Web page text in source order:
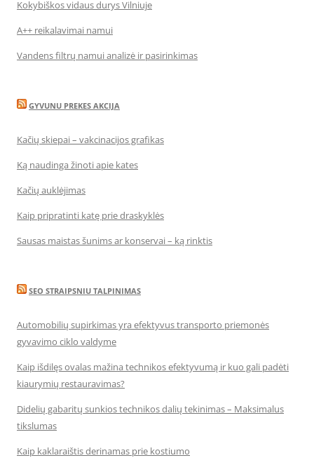
Kokybiškos vidaus durys Vilniuje
A++ reikalavimai namui
Vandens filtrų namui analizė ir pasirinkimas
GYVUNU PREKES AKCIJA
Kačių skiepai – vakcinacijos grafikas
Ką naudinga žinoti apie kates
Kačių auklėjimas
Kaip pripratinti katę prie draskyklės
Sausas maistas šunims ar konservai – ką rinktis
SEO STRAIPSNIU TALPINIMAS
Automobilių supirkimas yra efektyvus transporto priemonės
gyvavimo ciklo valdyme
Kaip išdilęs ovalas mažina technikos efektyvumą ir kuo gali padėti
kiaurymių restauravimas?
Didelių gabaritų sunkios technikos dalių tekinimas – Maksimalus
tikslumas
Kaip kaklaraištis derinamas prie kostiumo